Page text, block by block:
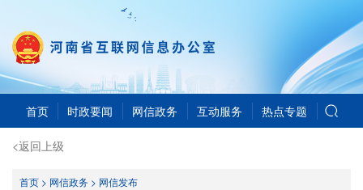
首页 时政要闻 网信政务 互动服务 热点专题
<返回上级
首页> 网信政务> 网信发布